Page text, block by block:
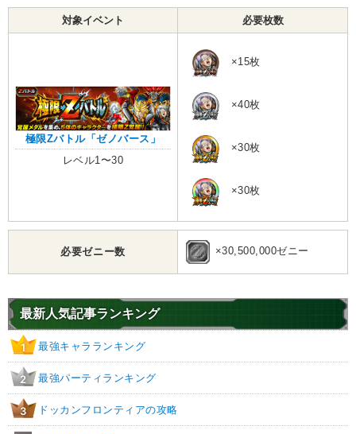
対象イベント 必要枚数
極限Zバトル「ゼノバース」
レベル1〜30
×15枚
×40枚
×30枚
×30枚
必要ゼニー数 ×30,500,000ゼニー
最新人気記事ランキング
1 最強キャラランキング
2 最強パーティランキング
3 ドッカンフロンティアの攻略